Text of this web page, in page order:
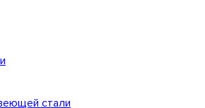
стали